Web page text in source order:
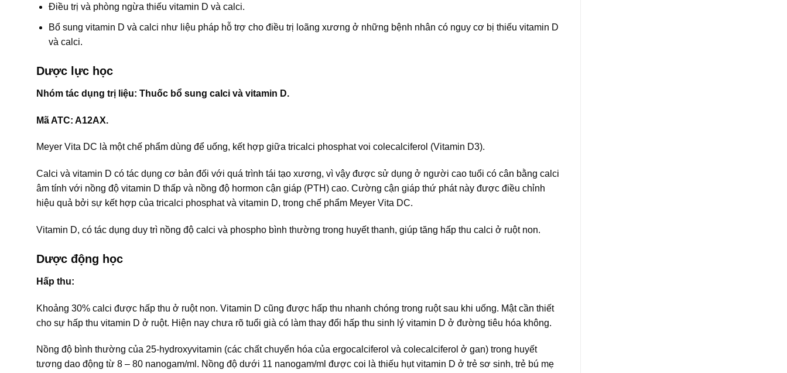
Điều trị và phòng ngừa thiếu vitamin D và calci.
Bổ sung vitamin D và calci như liệu pháp hỗ trợ cho điều trị loãng xương ở những bệnh nhân có nguy cơ bị thiếu vitamin D
và calci.
Dược lực học
Nhóm tác dụng trị liệu: Thuốc bổ sung calci và vitamin D.
Mã ATC: A12AX.
Meyer Vita DC là một chế phẩm dùng để uống, kết hợp giữa tricalci phosphat voi colecalciferol (Vitamin D3).
Calci và vitamin D có tác dụng cơ bản đối với quá trình tái tạo xương, vì vậy được sử dụng ở người cao tuổi có cân bằng calci
âm tính với nồng độ vitamin D thấp và nồng độ hormon cận giáp (PTH) cao. Cường cận giáp thứ phát này được điều chỉnh
hiệu quả bởi sự kết hợp của tricalci phosphat và vitamin D, trong chế phẩm Meyer Vita DC.
Vitamin D, có tác dụng duy trì nồng độ calci và phospho bình thường trong huyết thanh, giúp tăng hấp thu calci ở ruột non.
Dược động học
Hấp thu:
Khoảng 30% calci được hấp thu ở ruột non. Vitamin D cũng được hấp thu nhanh chóng trong ruột sau khi uống. Mật cần thiết
cho sự hấp thu vitamin D ở ruột. Hiện nay chưa rõ tuổi già có làm thay đổi hấp thu sinh lý vitamin D ở đường tiêu hóa không.
Nồng độ bình thường của 25-hydroxyvitamin (các chất chuyển hóa của ergocalciferol và colecalciferol ở gan) trong huyết
tương dao động từ 8 – 80 nanogam/ml. Nồng độ dưới 11 nanogam/ml được coi là thiếu hụt vitamin D ở trẻ sơ sinh, trẻ bú mẹ